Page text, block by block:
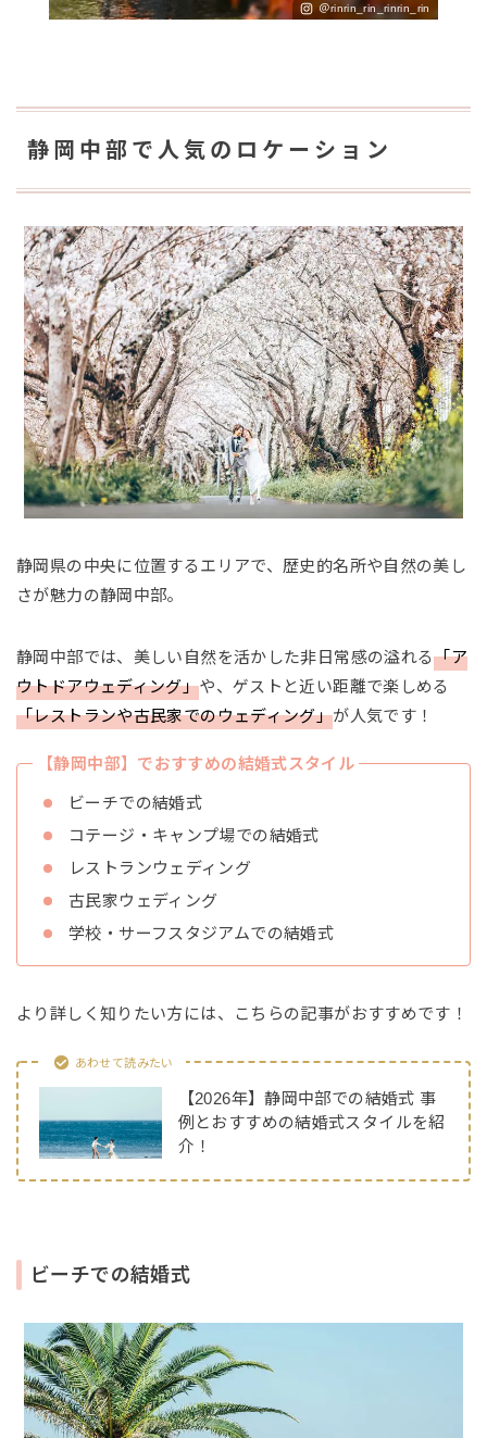
＠rinrin_rin_rinrin_rin
静岡中部で人気のロケーション
静岡県の中央に位置するエリアで、歴史的名所や自然の美し
さが魅力の静岡中部。
静岡中部では、美しい自然を活かした非日常感の溢れる「ア
ウトドアウェディング」や、ゲストと近い距離で楽しめる
「レストランや古民家でのウェディング」が人気です！
【静岡中部】でおすすめの結婚式スタイル
ビーチでの結婚式
コテージ・キャンプ場での結婚式
レストランウェディング
古民家ウェディング
学校・サーフスタジアムでの結婚式
より詳しく知りたい方には、こちらの記事がおすすめです！
あわせて読みたい
【2026年】静岡中部での結婚式 事
例とおすすめの結婚式スタイルを紹
介！
ビーチでの結婚式